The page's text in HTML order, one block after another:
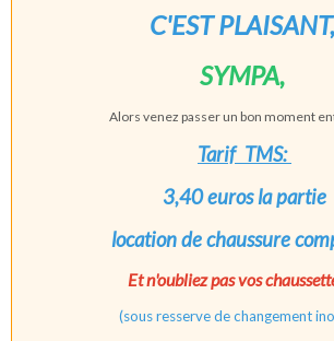
C'EST PLAISANT,
SYMPA,
Alors venez passer un bon moment
Tarif TMS:
3,40 euros la partie
location de chaussure
Et n'oubliez pas vos
(sous resserve de changement